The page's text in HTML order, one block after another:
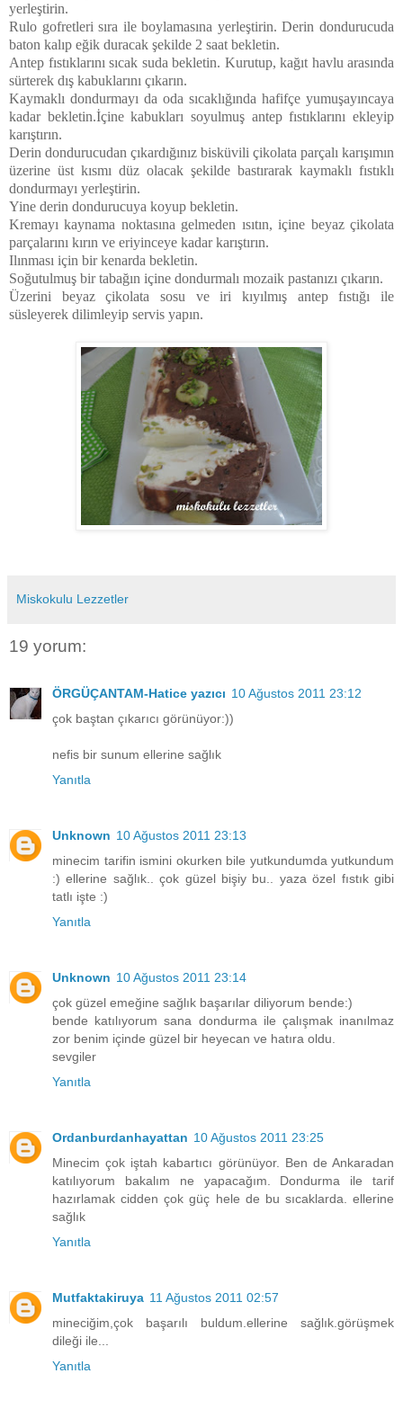
yerleştirin.
Rulo gofretleri sıra ile boylamasına yerleştirin. Derin dondurucuda
baton kalıp eğik duracak şekilde 2 saat bekletin.
Antep fıstıklarını sıcak suda bekletin. Kurutup, kağıt havlu arasında
sürterek dış kabuklarını çıkarın.
Kaymaklı dondurmayı da oda sıcaklığında hafifçe yumuşayıncaya
kadar bekletin.İçine kabukları soyulmuş antep fıstıklarını ekleyip
karıştırın.
Derin dondurucudan çıkardığınız bisküvili çikolata parçalı karışımın
üzerine üst kısmı düz olacak şekilde bastırarak kaymaklı fıstıklı
dondurmayı yerleştirin.
Yine derin dondurucuya koyup bekletin.
Kremayı kaynama noktasına gelmeden ısıtın, içine beyaz çikolata
parçalarını kırın ve eriyinceye kadar karıştırın.
Ilınması için bir kenarda bekletin.
Soğutulmuş bir tabağın içine dondurmalı mozaik pastanızı çıkarın.
Üzerini beyaz çikolata sosu ve iri kıyılmış antep fıstığı ile
süsleyerek dilimleyip servis yapın.
Miskokulu Lezzetler
19 yorum:
ÖRGÜÇANTAM-Hatice yazıcı 10 Ağustos 2011 23:12
çok baştan çıkarıcı görünüyor:))
nefis bir sunum ellerine sağlık
Yanıtla
Unknown 10 Ağustos 2011 23:13
minecim tarifin ismini okurken bile yutkundumda yutkundum
:) ellerine sağlık.. çok güzel bişiy bu.. yaza özel fıstık gibi
tatlı işte :)
Yanıtla
Unknown 10 Ağustos 2011 23:14
çok güzel emeğine sağlık başarılar diliyorum bende:)
bende katılıyorum sana dondurma ile çalışmak inanılmaz
zor benim içinde güzel bir heyecan ve hatıra oldu.
sevgiler
Yanıtla
Ordanburdanhayattan 10 Ağustos 2011 23:25
Minecim çok iştah kabartıcı görünüyor. Ben de Ankaradan
katılıyorum bakalım ne yapacağım. Dondurma ile tarif
hazırlamak cidden çok güç hele de bu sıcaklarda. ellerine
sağlık
Yanıtla
Mutfaktakiruya 11 Ağustos 2011 02:57
mineciğim,çok başarılı buldum.ellerine sağlık.görüşmek
dileği ile...
Yanıtla